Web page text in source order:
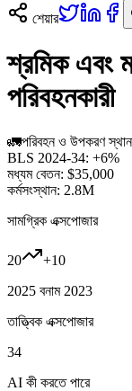
শেয়ার
শ্রমিক এবং
পরিবহনকারী
🚛পরিবহন ও উপকরণ
BLS 2024-34: +6%
মধ্যম বেতন: $35,000
কর্মসংস্থান: 2.8M
সামগ্রিক এক্সপোজার
20 +10
2025 বনাম 2023
তাত্ত্বিক এক্সপোজার
34
AI কী করতে পারে